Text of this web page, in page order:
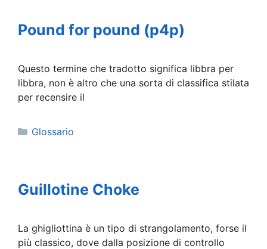
Pound for pound (p4p)
Questo termine che tradotto significa libbra per
libbra, non è altro che una sorta di classifica stilata
per recensire il
Categorie
Glossario
Guillotine Choke
La ghigliottina è un tipo di strangolamento, forse il
più classico, dove dalla posizione di controllo